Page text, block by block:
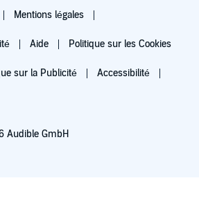
Mentions légales
Aide Politique sur les Cookies
sur la Publicité Accessibilité
Audible GmbH